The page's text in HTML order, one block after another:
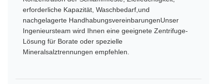
erforderliche Kapazität, Waschbedarf,und
nachgelagerte HandhabungsvereinbarungenUnser
Ingenieursteam wird Ihnen eine geeignete Zentrifuge-
Lösung für Borate oder spezielle
Mineralsalztrennungen empfehlen.